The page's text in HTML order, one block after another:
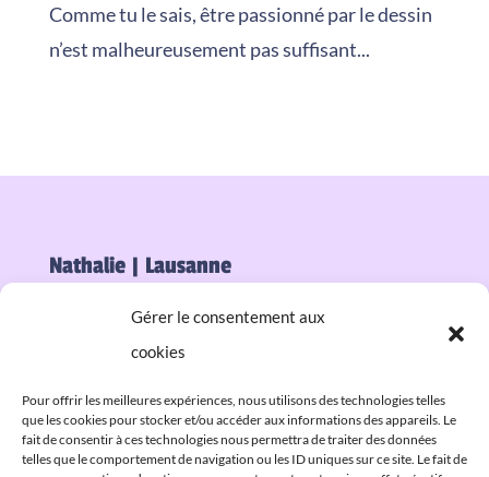
Gérer le consentement aux
cookies
Pour offrir les meilleures expériences, nous utilisons des technologies telles
que les cookies pour stocker et/ou accéder aux informations des appareils. Le
fait de consentir à ces technologies nous permettra de traiter des données
telles que le comportement de navigation ou les ID uniques sur ce site. Le fait de
Comme tu le sais, être passionné par le dessin
n’est malheureusement pas suffisant...
Nathalie | Lausanne
Spécialiste en stratégie digital et Community
Mentions légales